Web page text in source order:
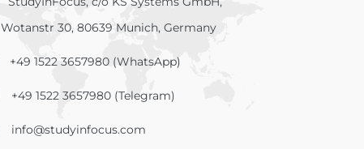
Wotanstr 30, 80639 Munich, Germany
+49 1522 3657980 (WhatsApp)
+49 1522 3657980 (Telegram)
info@studyinfocus.com